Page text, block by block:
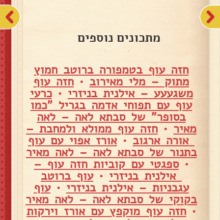
מתכונים נוספים
חזה עוף בטמפורה ברוטב חמוץ
מתוק – מלי מאירוב • חזה עוף
משגעעע – אילנית בניזרי •כרעי
עוף עם תפוחי אדמה בגריל "כמו
בסופר" של סבתא לאה – לאה
מאיר • חזה עוף ממולא ולמחבת –
אורה ארגוב •אורז אפוי עם עוף
בתנור של סבתא לאה – לאה מאיר
•ספגטי עם קוביות חזה עוף –
אילנית בניזרי •עוף ברוטב
עגבניות – אילנית בניזרי •עוף
בקוקי של סבתא לאה – לאה מאיר
• חזה עוף מוקפץ עם אורז וירקות